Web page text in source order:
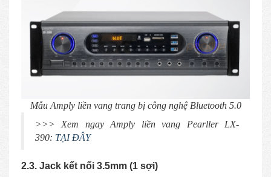
Mẫu Amply liền vang trang bị công nghệ Bluetooth 5.0
>>> Xem ngay Amply liền vang Pearller LX-
390: TẠI ĐÂY
2.3. Jack kết nối 3.5mm (1 sợi)